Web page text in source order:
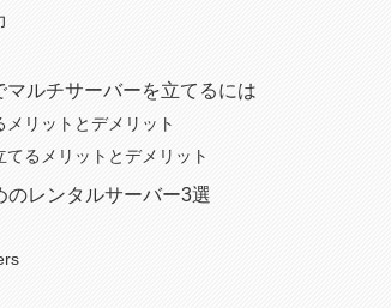
ルチサーバーを立てるには
リットとデメリット
てるメリットとデメリット
のレンタルサーバー3選